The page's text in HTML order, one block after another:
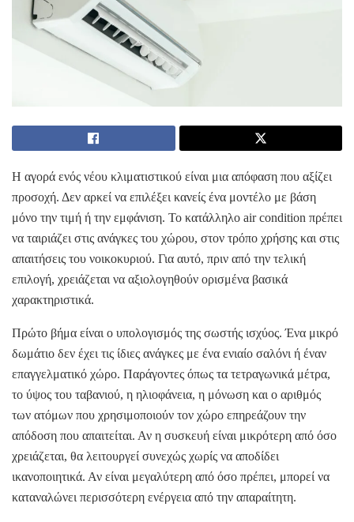
Η αγορά ενός νέου κλιματιστικού είναι μια απόφαση που αξίζει
προσοχή. Δεν αρκεί να επιλέξει κανείς ένα μοντέλο με βάση
μόνο την τιμή ή την εμφάνιση. Το κατάλληλο air condition πρέπει
να ταιριάζει στις ανάγκες του χώρου, στον τρόπο χρήσης και στις
απαιτήσεις του νοικοκυριού. Για αυτό, πριν από την τελική
επιλογή, χρειάζεται να αξιολογηθούν ορισμένα βασικά
χαρακτηριστικά.
Πρώτο βήμα είναι ο υπολογισμός της σωστής ισχύος. Ένα μικρό
δωμάτιο δεν έχει τις ίδιες ανάγκες με ένα ενιαίο σαλόνι ή έναν
επαγγελματικό χώρο. Παράγοντες όπως τα τετραγωνικά μέτρα,
το ύψος του ταβανιού, η ηλιοφάνεια, η μόνωση και ο αριθμός
των ατόμων που χρησιμοποιούν τον χώρο επηρεάζουν την
απόδοση που απαιτείται. Αν η συσκευή είναι μικρότερη από όσο
χρειάζεται, θα λειτουργεί συνεχώς χωρίς να αποδίδει
ικανοποιητικά. Αν είναι μεγαλύτερη από όσο πρέπει, μπορεί να
καταναλώνει περισσότερη ενέργεια από την απαραίτητη.